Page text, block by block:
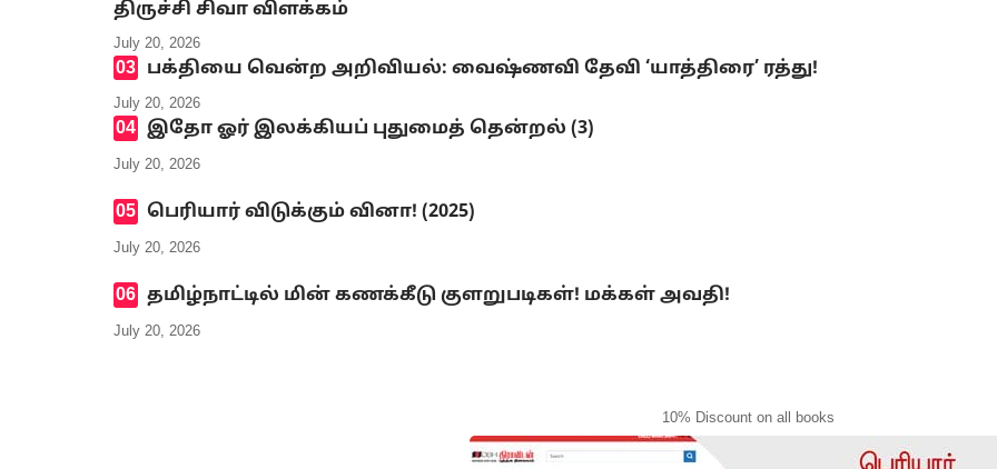
திருச்சி சிவா விளக்கம்
July 20, 2026
பக்தியை வென்ற அறிவியல்: வைஷ்ணவி தேவி ‘யாத்திரை’ ரத்து!
July 20, 2026
இதோ ஓர் இலக்கியப் புதுமைத் தென்றல் (3)
July 20, 2026
பெரியார் விடுக்கும் வினா! (2025)
July 20, 2026
தமிழ்நாட்டில் மின் கணக்கீடு குளறுபடிகள்! மக்கள் அவதி!
July 20, 2026
10% Discount on all books